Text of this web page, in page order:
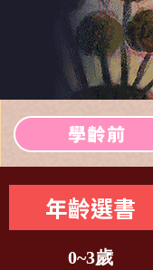
年齡選書
0~3歲